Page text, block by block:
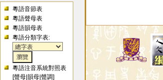
粵語音節表
粵語聲母表
粵語韻母表
粵語分類字表:
粵語注音系統對照表
[聲母 |韻母 |聲調]